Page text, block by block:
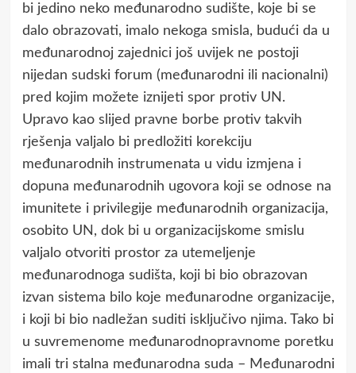
bi jedino neko međunarodno sudište, koje bi se
dalo obrazovati, imalo nekoga smisla, budući da u
međunarodnoj zajednici još uvijek ne postoji
nijedan sudski forum (međunarodni ili nacionalni)
pred kojim možete iznijeti spor protiv UN.
Upravo kao slijed pravne borbe protiv takvih
rješenja valjalo bi predložiti korekciju
međunarodnih instrumenata u vidu izmjena i
dopuna međunarodnih ugovora koji se odnose na
imunitete i privilegije međunarodnih organizacija,
osobito UN, dok bi u organizacijskome smislu
valjalo otvoriti prostor za utemeljenje
međunarodnoga sudišta, koji bi bio obrazovan
izvan sistema bilo koje međunarodne organizacije,
i koji bi bio nadležan suditi isključivo njima. Tako bi
u suvremenome međunarodnopravnome poretku
imali tri stalna međunarodna suda – Međunarodni